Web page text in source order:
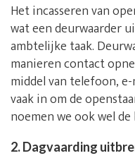
Het incasseren van
wat een deurwaarder
ambtelijke taak.
manieren contact
middel van telefoon,
vaak in om de
noemen we ook wel
2. Dagvaarding